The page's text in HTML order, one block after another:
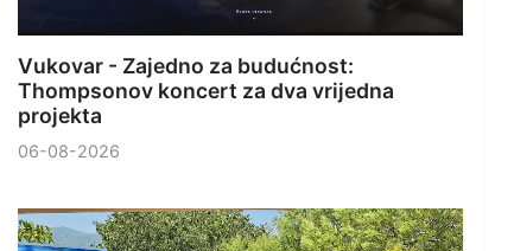
Vukovar - Zajedno za budućnost:
Thompsonov koncert za dva vrijedna
projekta
06-08-2026